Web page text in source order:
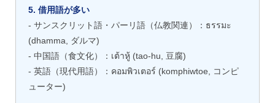
5. 借用語が多い
- サンスクリット語・パーリ語（仏教関連）：ธรรมะ
(dhamma, ダルマ)
- 中国語（食文化）：เต้าหู้ (tao-hu, 豆腐)
- 英語（現代用語）：คอมพิวเตอร์ (komphiwtoe, コンピ
ューター)